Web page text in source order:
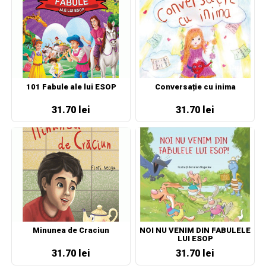
101 Fabule ale lui ESOP
31.70 lei
Conversație cu inima
31.70 lei
Minunea de Craciun
31.70 lei
NOI NU VENIM DIN FABULELE
LUI ESOP
31.70 lei